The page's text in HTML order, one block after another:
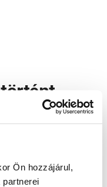
Ön hozzájárul,